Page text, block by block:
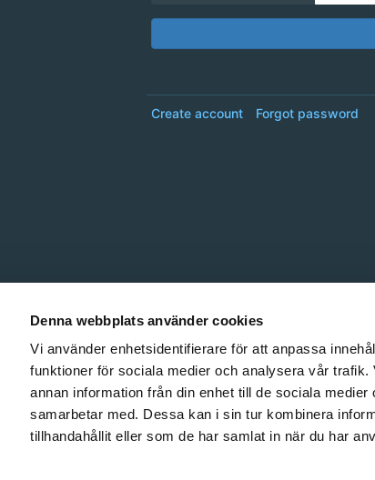
Denna webbplats använder cookies
Vi använder enhetsidentifierare för att anpassa
funktioner för sociala medier och analysera vår
annan information från din enhet till de sociala
samarbetar med. Dessa kan i sin tur kombinera
tillhandahållit eller som de har samlat in när du har
Create account Forgot password